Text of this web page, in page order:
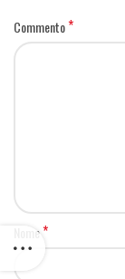
Commento*
Nome*